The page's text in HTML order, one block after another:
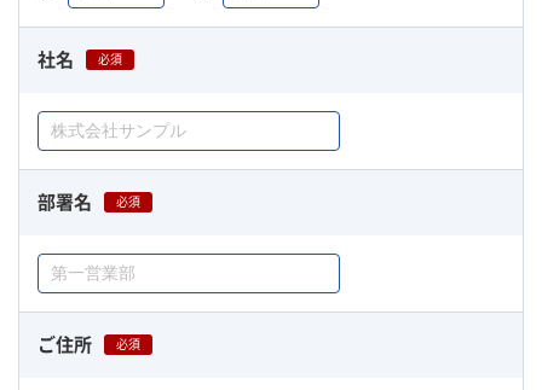
社名 必須
部署名 必須
ご住所 必須